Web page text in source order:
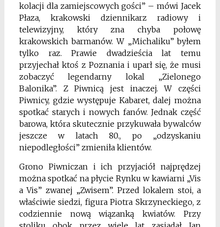
kolacji dla zamiejscowych gości” – mówi Jacek
Płaza, krakowski dziennikarz radiowy i
telewizyjny, który zna chyba połowę
krakowskich barmanów. W „Michaliku” byłem
tylko raz. Prawie dwadzieścia lat temu
przyjechał ktoś z Poznania i uparł się, że musi
zobaczyć legendarny lokal „Zielonego
Balonika”. Z Piwnicą jest inaczej. W części
Piwnicy, gdzie występuje Kabaret, dalej można
spotkać starych i nowych fanów. Jednak część
barowa, która skutecznie przykuwała bywalców
jeszcze w latach 80., po „odzyskaniu
niepodległości” zmieniła klientów.
Grono Piwniczan i ich przyjaciół najprędzej
można spotkać na płycie Rynku w kawiarni „Vis
a Vis” zwanej „Zwisem”. Przed lokalem stoi, a
właściwie siedzi, figura Piotra Skrzyneckiego, z
codziennie nową wiązanką kwiatów. Przy